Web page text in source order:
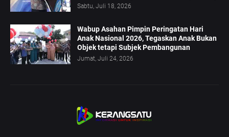
Sabtu, Juli 18, 2026
Wabup Asahan Pimpin Peringatan Hari
Anak Nasional 2026, Tegaskan Anak Bukan
Objek tetapi Subjek Pembangunan
Jumat, Juli 24, 2026